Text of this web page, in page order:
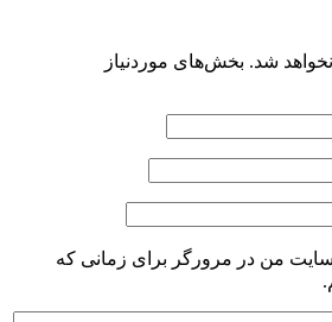
شد. بخش‌های موردنیاز
من در مرورگر برای زمانی که